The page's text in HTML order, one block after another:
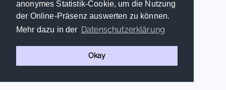
anonymes Statistik-Cookie, um die Nutzung
der Online-Präsenz auswerten zu können.
Mehr dazu in der Datenschutzerklärung
Okay